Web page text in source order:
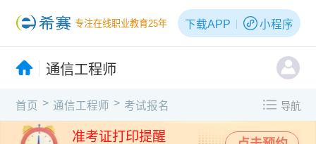
专注在线职业教育25年 下载APP 小程序
通信工程师
首页 > 通信工程师 > 考试报名 导航
准考证打印提醒